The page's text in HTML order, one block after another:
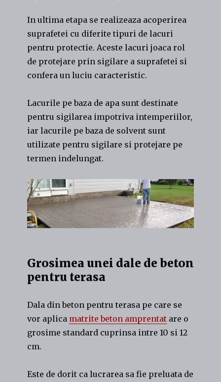
In ultima etapa se realizeaza acoperirea
suprafetei cu diferite tipuri de lacuri
pentru protectie. Aceste lacuri joaca rol
de protejare prin sigilare a suprafetei si
confera un luciu caracteristic.
Lacurile pe baza de apa sunt destinate
pentru sigilarea impotriva intemperiilor,
iar lacurile pe baza de solvent sunt
utilizate pentru sigilare si protejare pe
termen indelungat.
Grosimea unei dale de beton
pentru terasa
Dala din beton pentru terasa pe care se
vor aplica matrite beton amprentatare o
grosime standard cuprinsa intre 10 si 12
cm.
Este de dorit ca lucrarea sa fie preluata de